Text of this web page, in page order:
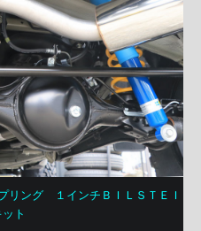
リング １インチＢＩＬＳＴＥＩ
ット